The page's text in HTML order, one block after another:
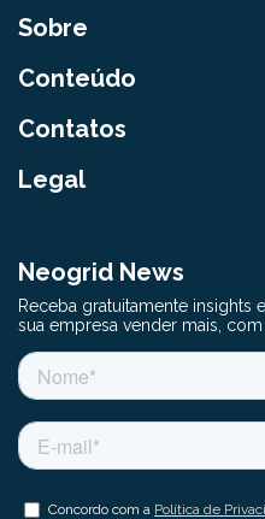
Sobre
Conteúdo
Contatos
Legal
Neogrid News